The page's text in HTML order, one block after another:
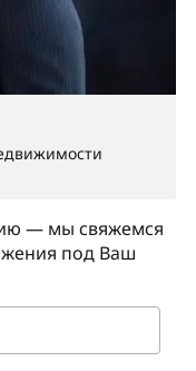
— мы свяжемся
под Ваш